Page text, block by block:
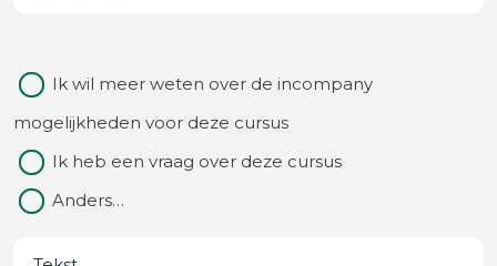
Waarom
contact
Ik wil meer weten over de incompany
mogelijkheden voor deze cursus
Ik heb een vraag over deze cursus
Anders…
Bericht